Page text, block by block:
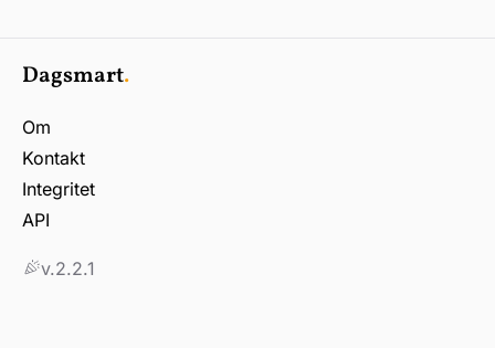
Dagsmart.
Om
Kontakt
Integritet
API
v.2.2.1